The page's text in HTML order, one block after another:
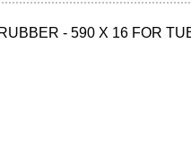
100 AND 105 MARLIN